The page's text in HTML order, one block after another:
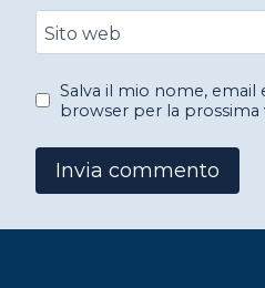
Sito web
Salva il mio nome, email
browser per la